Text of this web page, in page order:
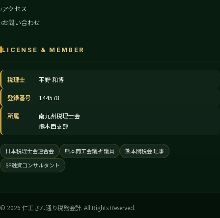
アクセス
お問い合わせ
LICENSE & MEMBER
税理士 平野 和博
登録番号 144578
所属
南九州税理士会
熊本西支部
日本税理士会連合会 熊本商工会議所 議員
熊本間税会 理事
SP融資コンサルタント
© 2026 仁王さん通り税務会計. All Rights Reserved.